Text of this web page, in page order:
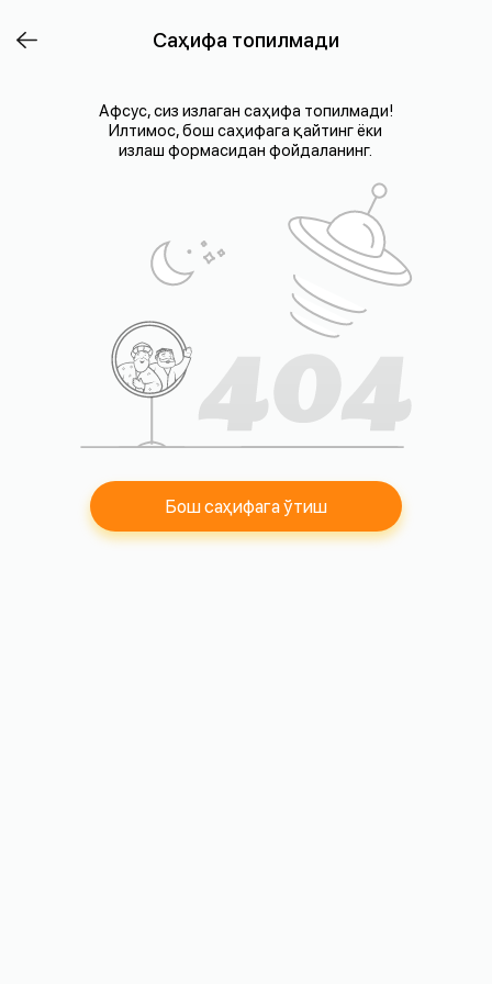
Саҳифа топилмади
Афсус, сиз излаган саҳифа топилмади!
Илтимос, бош саҳифага қайтинг ёки
излаш формасидан фойдаланинг.
Бош саҳифага ўтиш